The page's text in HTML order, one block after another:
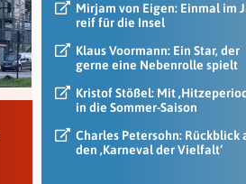
Mirjam von Eigen: Einmal im
reif für die Insel
Klaus Voormann: Ein Star, der
gerne eine Nebenrolle spielt
Kristof Stößel: Mit
in die Sommer-Saison
Charles Petersohn: Rückblick
den ‚Karneval der Vielfalt‘